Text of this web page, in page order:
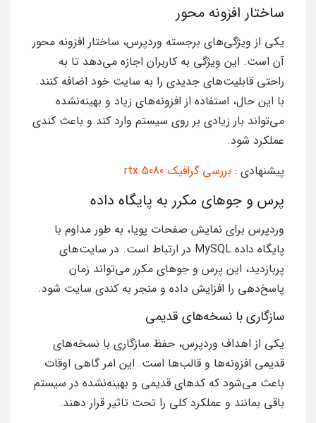
ساختار افزونه محور
یکی از ویژگی‌های برجسته وردپرس، ساختار افزونه محور
آن است. این ویژگی به کاربران اجازه می‌دهد تا به
راحتی قابلیت‌های جدیدی را به سایت خود اضافه کنند.
با این حال، استفاده از افزونه‌های زیاد و بهینه‌نشده
می‌تواند بار زیادی بر روی سیستم وارد کند و باعث کندی
عملکرد شود.
پیشنهادی : بررسی گرافیک rtx 5080
پرس و جوهای مکرر به پایگاه داده
وردپرس برای نمایش صفحات پویا، به طور مداوم با
پایگاه داده MySQL در ارتباط است. در سایت‌های
پربازدید، این پرس و جوهای مکرر می‌تواند زمان
پاسخ‌دهی را افزایش داده و منجر به کندی سایت شود.
سازگاری با نسخه‌های قدیمی
یکی از اهداف وردپرس، حفظ سازگاری با نسخه‌های
قدیمی افزونه‌ها و قالب‌ها است. این امر گاهی اوقات
باعث می‌شود که کدهای قدیمی و بهینه‌نشده در سیستم
باقی بمانند و عملکرد کلی را تحت تاثیر قرار دهند.